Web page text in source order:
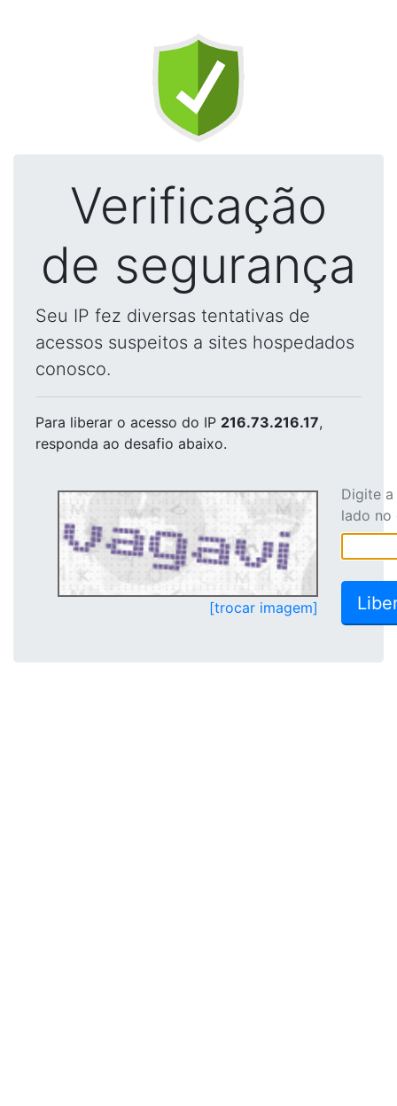
Verificação
de segurança
Seu IP fez diversas tentativas de
acessos suspeitos a sites hospedados
conosco.
Para liberar o acesso do IP 216.73.216.17,
responda ao desafio abaixo.
[trocar imagem]
Digite
lado no